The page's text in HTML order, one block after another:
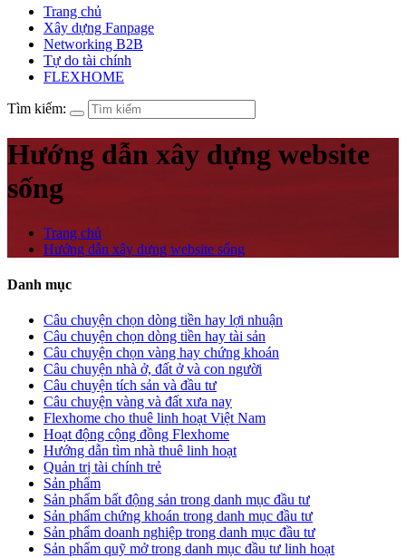
Trang chủ
Xây dựng Fanpage
Networking B2B
Tự do tài chính
FLEXHOME
Tìm kiếm:
Hướng dẫn xây dựng website
sống
Trang chủ
Hướng dẫn xây dựng website sống
Danh mục
Câu chuyện chọn dòng tiền hay lợi nhuận
Câu chuyện chọn dòng tiền hay tài sản
Câu chuyện chọn vàng hay chứng khoán
Câu chuyện nhà ở, đất ở và con người
Câu chuyện tích sản và đầu tư
Câu chuyện vàng và đất xưa nay
Flexhome cho thuê linh hoạt Việt Nam
Hoạt động cộng đồng Flexhome
Hướng dẫn tìm nhà thuê linh hoạt
Quản trị tài chính trẻ
Sản phẩm
Sản phẩm bất động sản trong danh mục đầu tư
Sản phẩm chứng khoán trong danh mục đầu tư
Sản phẩm doanh nghiệp trong danh mục đầu tư
Sản phẩm quỹ mở trong danh mục đầu tư linh hoạt